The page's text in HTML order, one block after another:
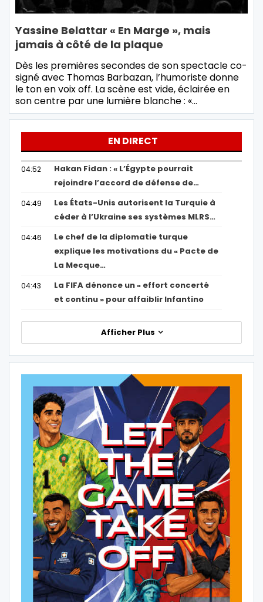
Yassine Belattar « En Marge », mais
jamais à côté de la plaque
Dès les premières secondes de son spectacle co-
signé avec Thomas Barbazan, l’humoriste donne
le ton en voix off. La scène est vide, éclairée en
son centre par une lumière blanche : «…
EN DIRECT
04:52
Hakan Fidan : « L’Égypte pourrait
rejoindre l’accord de défense de…
04:49
Les États-Unis autorisent la Turquie à
céder à l’Ukraine ses systèmes MLRS…
04:46
Le chef de la diplomatie turque
explique les motivations du « Pacte de
La Mecque…
04:43
La FIFA dénonce un « effort concerté
et continu » pour affaiblir Infantino
Afficher Plus